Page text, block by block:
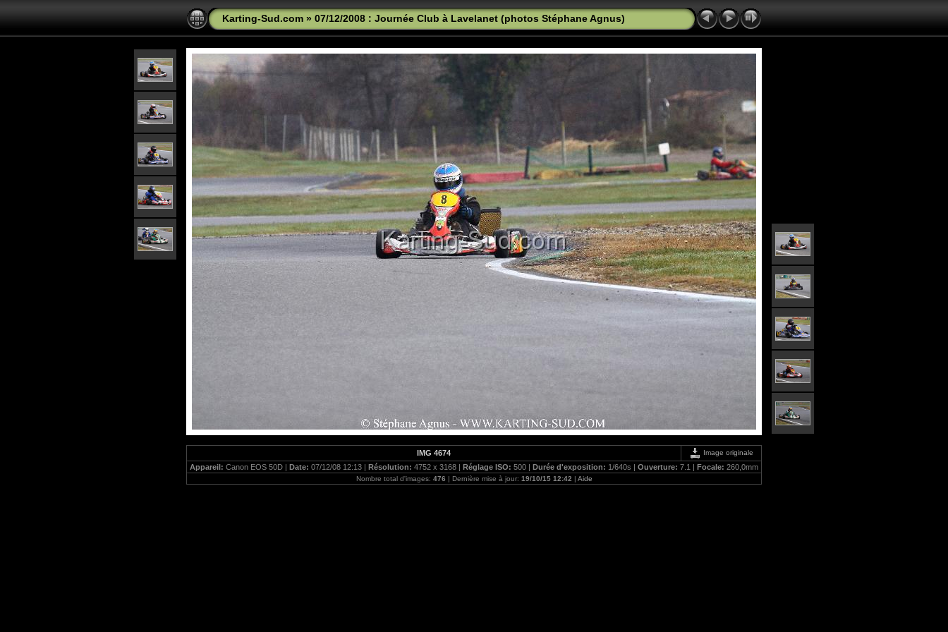
Karting-Sud.com » 07/12/2008 : Journée Club à Lavelanet (photos Stéphane Agnus)
IMG 4674 Image originale
Appareil: Canon EOS 50D | Date: 07/12/08 12:13 | Résolution: 4752 x 3168 | Réglage ISO: 500 | Durée d'exposition: 1/640s | Ouverture: 7.1 | Focale: 260,0mm
Nombre total d'images: 476 | Dernière mise à jour: 19/10/15 12:42 | Aide